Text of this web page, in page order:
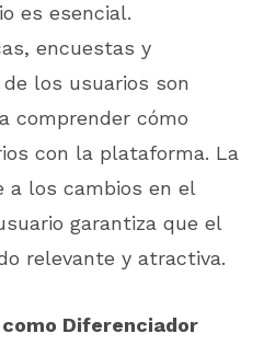
es esencial.
encuestas y
los usuarios son
comprender cómo
con la plataforma. La
a los cambios en el
garantiza que el
relevante y atractiva.
como Diferenciador